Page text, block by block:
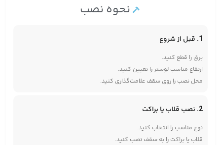
نحوه نصب
1. قبل از شروع
برق را قطع کنید.
ارتفاع مناسب لوستر را تعیین کنید.
محل نصب را روی سقف علامت‌گذاری کنید.
2. نصب قلاب یا براکت
نوع مناسب را انتخاب کنید.
قلاب یا براکت را به سقف نصب کنید.